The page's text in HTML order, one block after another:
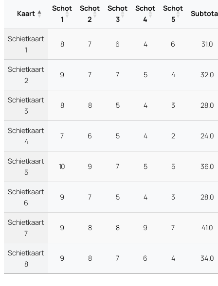
Kaart
Schot
1
Schot
2
Schot
3
Schot
4
Schot
5
Schietkaart
1
8 7 6 4 6 31.0
Schietkaart
2
9 7 7 5 4 32.0
Schietkaart
3
8 8 5 4 3 28.0
Schietkaart
4
7 6 5 4 2 24.0
Schietkaart
5
10 9 7 5 5 36.0
Schietkaart
6
9 7 5 4 3 28.0
Schietkaart
7
9 8 8 9 7 41.0
Schietkaart
8
9 8 7 6 4 34.0